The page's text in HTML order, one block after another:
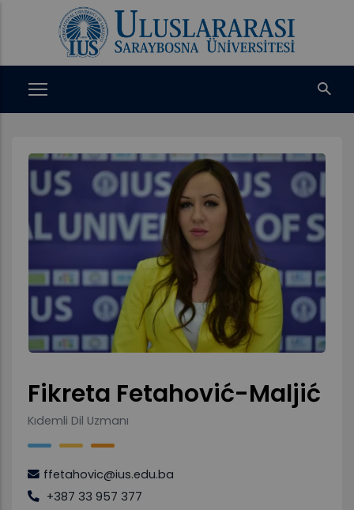
Fikreta Fetahović-Maljić
Kıdemli Dil Uzmanı
ffetahovic@ius.edu.ba
+387 33 957 377